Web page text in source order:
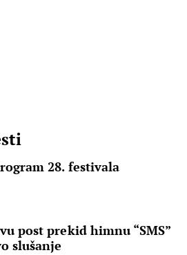
28. festivala
post prekid himnu “SMS”
slušanje